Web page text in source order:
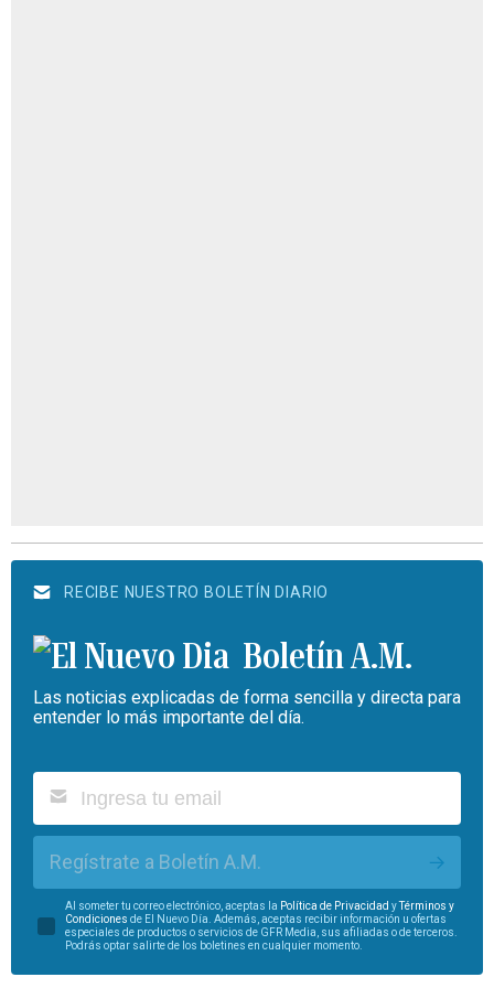
RECIBE NUESTRO BOLETÍN DIARIO
Boletín A.M.
Las noticias explicadas de forma sencilla y directa para
entender lo más importante del día.
Regístrate a Boletín A.M.
Al someter tu correo electrónico, aceptas la Política de Privacidad yTérminos y
Condiciones de El Nuevo Día. Además, aceptas recibir información u ofertas
especiales de productos o servicios de GFR Media, sus afiliadas o de terceros.
Podrás optar salirte de los boletines en cualquier momento.